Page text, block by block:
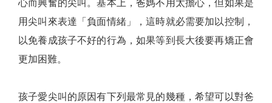
心而興奮的尖叫。基本上，爸媽不用太擔心，但如果是
用尖叫來表達「負面情緒」，這時就必需要加以控制，
以免養成孩子不好的行為，如果等到長大後要再矯正會
更加困難。
孩子愛尖叫的原因有下列最常見的幾種，希望可以對爸